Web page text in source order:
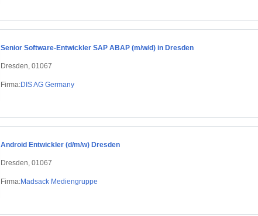
Senior Software-Entwickler SAP ABAP (m/w/d) in Dresden
Dresden, 01067
Firma:DIS AG Germany
Android Entwickler (d/m/w) Dresden
Dresden, 01067
Firma:Madsack Mediengruppe